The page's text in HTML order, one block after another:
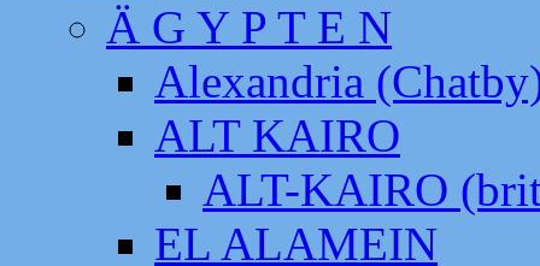
Ä G Y P T E N
Alexandria
ALT KAIRO
ALT-KAIRO
EL ALAMEIN